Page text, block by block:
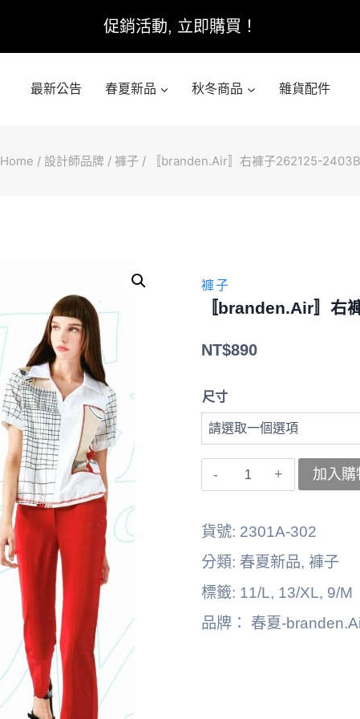
促銷活動, 立即購買！
最新公告 春夏新品 秋冬商品 雜貨配件
Home / 設計師品牌 / 褲子 / 〚branden.Air〛右褲子262125-2403B
褲子
〚branden.Air〛右
NT$890
尺寸
〚branden.Air〛
262125-
2403B
數
加入購
貨號: 2301A-302
分類: 春夏新品, 褲子
標籤: 11/L, 13/XL, 9/M
品牌： 春夏-